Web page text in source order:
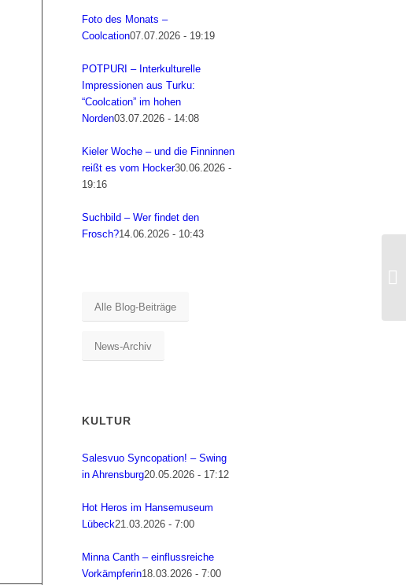
Foto des Monats –
Coolcation07.07.2026 - 19:19
POTPURI – Interkulturelle
Impressionen aus Turku:
“Coolcation” im hohen
Norden03.07.2026 - 14:08
Kieler Woche – und die Finninnen
reißt es vom Hocker30.06.2026 -
19:16
Suchbild – Wer findet den
Frosch?14.06.2026 - 10:43
Alle Blog-Beiträge
News-Archiv
KULTUR
Salesvuo Syncopation! – Swing
in Ahrensburg20.05.2026 - 17:12
Hot Heros im Hansemuseum
Lübeck21.03.2026 - 7:00
Minna Canth – einflussreiche
Vorkämpferin18.03.2026 - 7:00